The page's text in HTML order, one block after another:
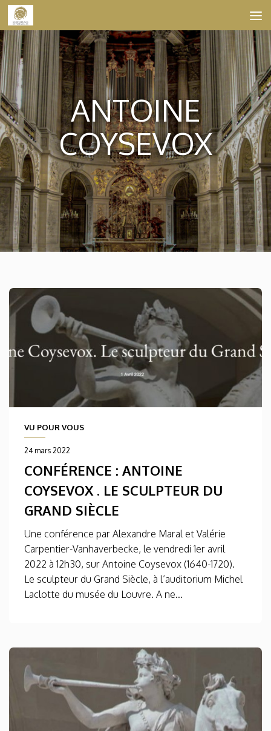
Skip to content
ANTOINE
COYSEVOX
VU POUR VOUS
24 mars 2022
CONFÉRENCE : ANTOINE
COYSEVOX . LE SCULPTEUR DU
GRAND SIÈCLE
Une conférence par Alexandre Maral et Valérie
Carpentier-Vanhaverbecke, le vendredi 1er avril
2022 à 12h30, sur Antoine Coysevox (1640-1720).
Le sculpteur du Grand Siècle, à l’auditorium Michel
Laclotte du musée du Louvre. A ne...